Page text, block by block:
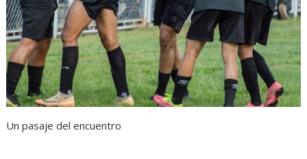
Un pasaje del encuentro